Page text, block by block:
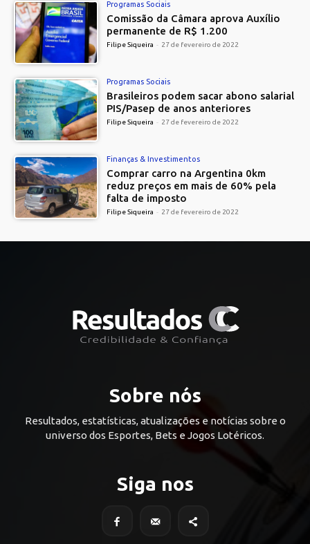
Programas Sociais
Comissão da Câmara aprova Auxílio
permanente de R$ 1.200
Filipe Siqueira - 27 de fevereiro de 2022
Programas Sociais
Brasileiros podem sacar abono salarial
PIS/Pasep de anos anteriores
Filipe Siqueira - 27 de fevereiro de 2022
Finanças & Investimentos
Comprar carro na Argentina 0km
reduz preços em mais de 60% pela
falta de imposto
Filipe Siqueira - 27 de fevereiro de 2022
Sobre nós
Resultados, estatísticas, atualizações e notícias sobre o
universo dos Esportes, Bets e Jogos Lotéricos.
Siga nos